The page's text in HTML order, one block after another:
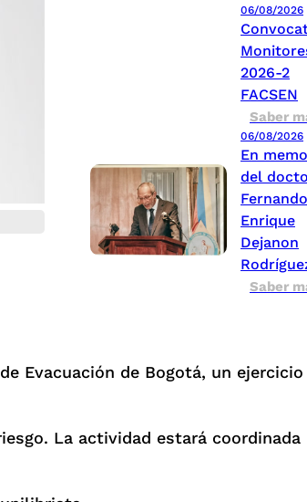
06/08/2026
2026-2
FACSEN
Saber
06/08/2026
En
del
Fernando
Enrique
Dejanon
Saber
Evacuación de Bogotá, un ejercicio
La actividad estará coordinada